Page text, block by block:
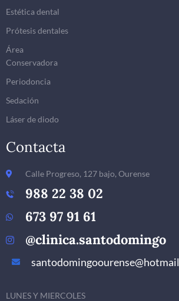
Estética dental
Prótesis dentales
Área
Conservadora
Periodoncia
Sedación
Láser de diodo
Contacta
Calle Progreso, 127 bajo, Ourense
988 22 38 02
673 97 91 61
@clinica.santodomingo
LUNES Y MIERCOLES